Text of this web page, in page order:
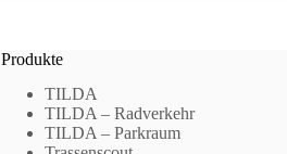
Produkte
TILDA
TILDA – Radverkehr
TILDA – Parkraum